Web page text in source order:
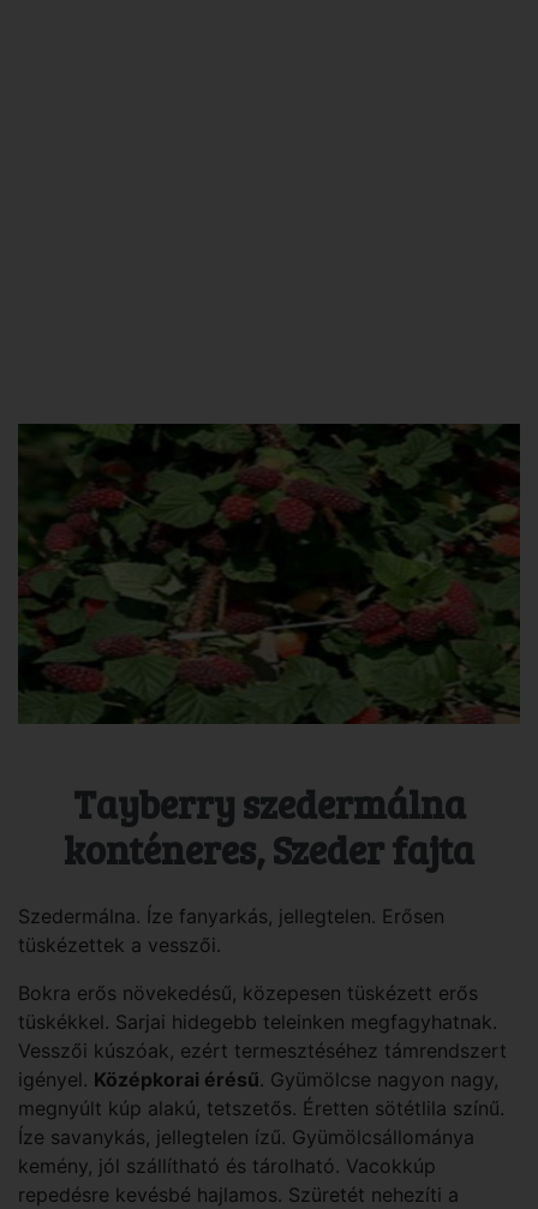
Tayberry szedermálna
konténeres, Szeder fajta
Szedermálna. Íze fanyarkás, jellegtelen. Erősen
tüskézettek a vesszői.
Bokra erős növekedésű, közepesen tüskézett erős
tüskékkel. Sarjai hidegebb teleinken megfagyhatnak.
Vesszői kúszóak, ezért termesztéséhez támrendszert
igényel. Középkorai érésű. Gyümölcse nagyon nagy,
megnyúlt kúp alakú, tetszetős. Éretten sötétlila színű.
Íze savanykás, jellegtelen ízű. Gyümölcsállománya
kemény, jól szállítható és tárolható. Vacokkúp
repedésre kevésbé hajlamos. Szüretét nehezíti a